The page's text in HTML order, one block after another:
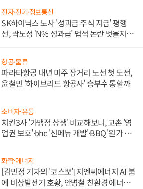
전자·전기·정보통신
SK하이닉스 노사 '성과급 주식 지급' 평행
선, 곽노정 'N% 성과급' 법적 논란 벗을지 주
항공·물류
파라타항공 내년 미주 장거리 노선 첫 도전,
윤철민 '하이브리드 항공사' 승부수 통할까
소비자·유통
치킨3사 '가맹점 상생' 비교해보니, 교촌 '영
업권 보호'·bhc '신메뉴 개발'·BBQ '원가 부
화학·에너지
[김민정 기자의 '코스뽀'] 지엔씨에너지 AI 붐
에 비상발전기 호황, 안병철 친환경 에너지